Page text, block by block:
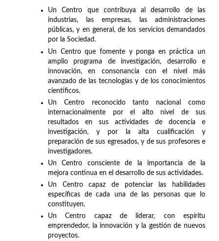
Un Centro que contribuya al desarrollo de las
industrias, las empresas, las administraciones
públicas, y en general, de los servicios demandados
por la Sociedad.
Un Centro que fomente y ponga en práctica un
amplio programa de investigación, desarrollo e
innovación, en consonancia con el nivel más
avanzado de las tecnologías y de los conocimientos
científicos.
Un Centro reconocido tanto nacional como
internacionalmente por el alto nivel de sus
resultados en sus actividades de docencia e
investigación, y por la alta cualificación y
preparación de sus egresados, y de sus profesores e
investigadores.
Un Centro consciente de la importancia de la
mejora continua en el desarrollo de sus actividades.
Un Centro capaz de potenciar las habilidades
específicas de cada una de las personas que lo
constituyen.
Un Centro capaz de liderar, con espíritu
emprendedor, la innovación y la gestión de nuevos
proyectos.